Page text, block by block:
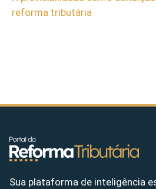
reforma tributária
Sua plataforma de inteligência